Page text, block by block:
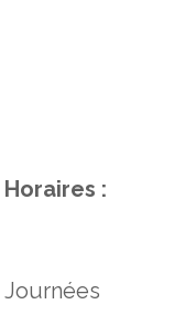
Horaires :
Journées